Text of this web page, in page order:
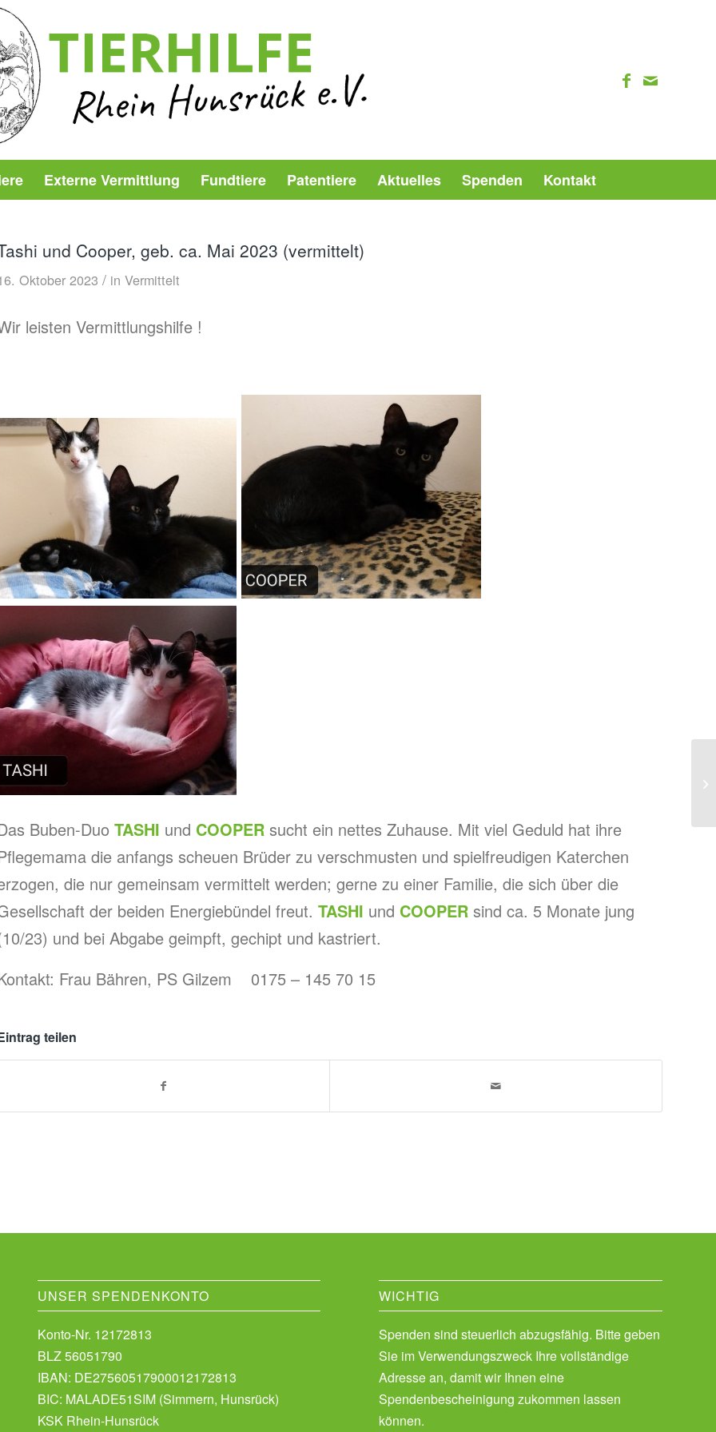
Externe Vermittlung Fundtiere Patentiere Aktuelles Spenden Kontakt
und Cooper, geb. ca. Mai 2023 (vermittelt)
Oktober 2023 / in Vermittelt
leisten Vermittlungshilfe !
Buben-Duo TASHI und COOPER sucht ein nettes Zuhause. Mit viel Geduld hat ihre
die anfangs scheuen Brüder zu verschmusten und spielfreudigen Katerchen
die nur gemeinsam vermittelt werden; gerne zu einer Familie, die sich über die
der beiden Energiebündel freut. TASHI und COOPERsind ca. 5 Monate jung
23) und bei Abgabe geimpft, gechipt und kastriert.
Frau Bähren, PS Gilzem 0175 – 145 70 15
teilen
UNSER SPENDENKONTO
Konto-Nr. 12172813
BLZ 56051790
IBAN: DE27560517900012172813
BIC: MALADE51SIM (Simmern, Hunsrück)
KSK Rhein-Hunsrück
WICHTIG
Spenden sind steuerlich abzugsfähig. Bitte geben
Sie im Verwendungszweck Ihre vollständige
Adresse an, damit wir Ihnen eine
Spendenbescheinigung zukommen lassen
können.